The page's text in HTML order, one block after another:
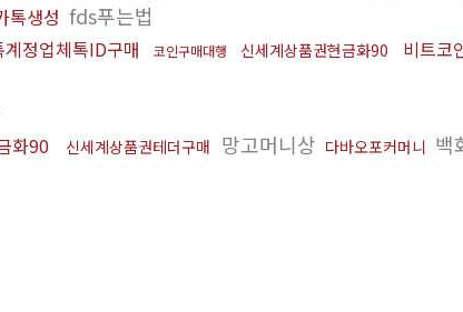
톡생성 fds푸는법
계정업체톡ID구매 코인구매대행 신세계상품권현금화90 비트코
화90 신세계상품권테더구매 망고머니상 다바오포커머니 백